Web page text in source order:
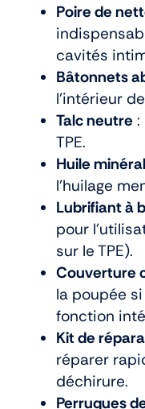
Poire de
cavités
Bâtonnets
l’intérieur
Talc neutre :
TPE.
Huile
l’huilage
Lubrifiant à
pour
sur le TPE).
Couverture
la poupée
fonction
Kit de
réparer
déchirure.
Perruques